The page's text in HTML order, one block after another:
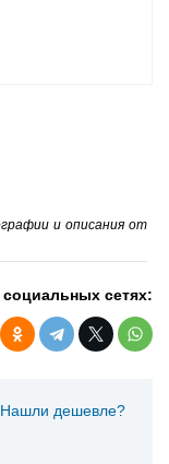
и описания от
сетях:
дешевле?